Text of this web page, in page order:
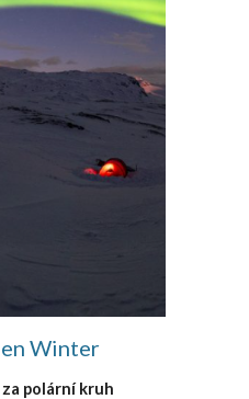
Winter
polární kruh